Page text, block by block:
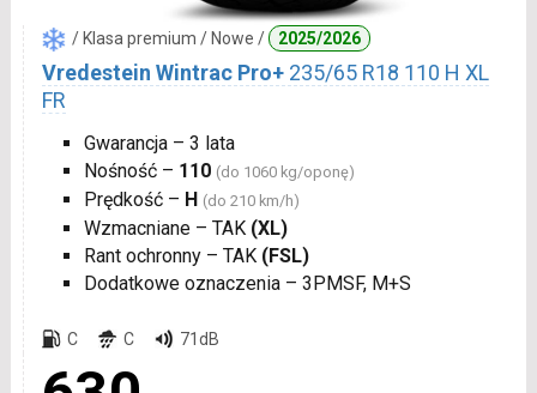
/ Klasa premium / Nowe / 2025/2026
Vredestein Wintrac Pro+ 235/65 R18 110 H XL
FR
Gwarancja – 3 lata
Nośność – 110 (do 1060 kg/oponę)
Prędkość – H (do 210 km/h)
Wzmacniane – TAK (XL)
Rant ochronny – TAK (FSL)
Dodatkowe oznaczenia – 3PMSF, M+S
C C 71dB